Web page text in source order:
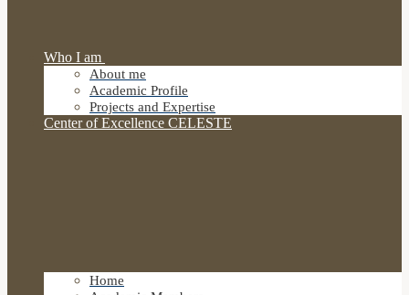
Who I am
About me
Academic Profile
Projects and Expertise
Center of Excellence CELESTE
Home